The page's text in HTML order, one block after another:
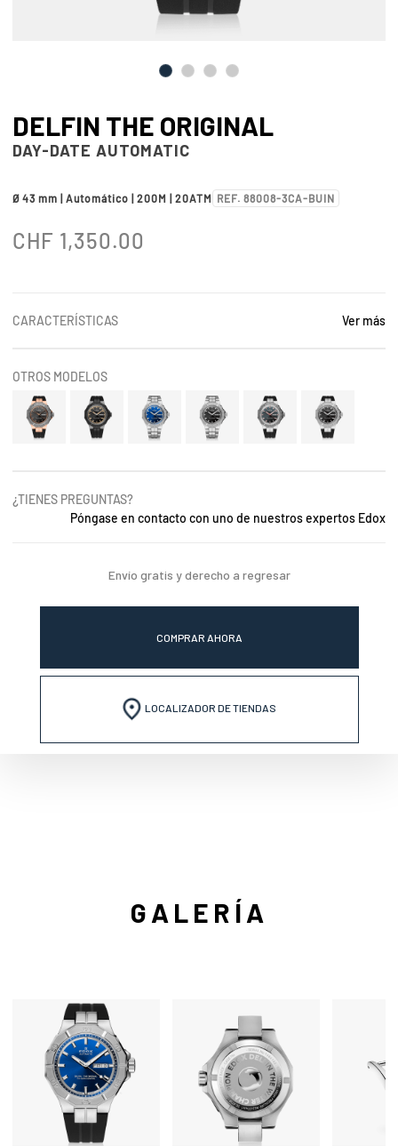
DELFIN THE ORIGINAL
DAY-DATE AUTOMATIC
Ø 43 mm | Automático | 200M | 20ATM REF. 88008-3CA-BUIN
CHF 1,350.00
CARACTERÍSTICAS Ver más
OTROS MODELOS
¿TIENES PREGUNTAS?
Póngase en contacto con uno de nuestros expertos Edox
Envío gratis y derecho a regresar
COMPRAR AHORA
LOCALIZADOR DE TIENDAS
GALERÍA